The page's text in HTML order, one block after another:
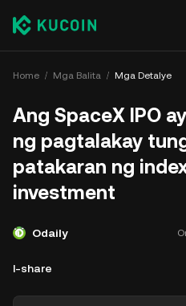
Home Mga Balita Mga Detalye
Ang SpaceX IPO
ng pagtalakay
patakaran ng
investment
Odaily
I-share